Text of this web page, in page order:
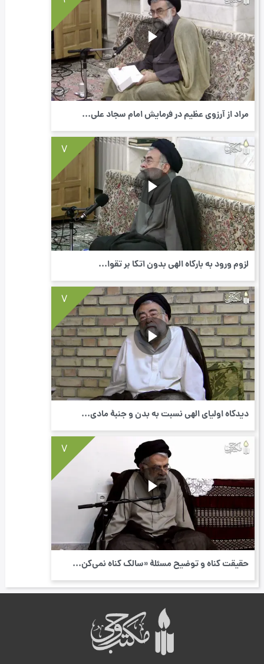
مراد از آرزوی عظیم در فرمایش امام سجاد علی...
7
لزوم ورود به بارگاه الهی بدون اتکا بر تقوا...
7
دیدگاه اولیای الهی نسبت به بدن و جنبۀ مادی...
7
حقیقت گناه و توضیح مسئلۀ «سالک گناه نمی‌کن...